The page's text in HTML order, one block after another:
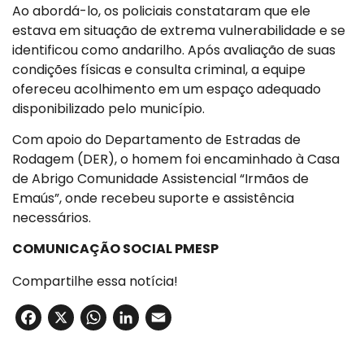
Ao abordá-lo, os policiais constataram que ele
estava em situação de extrema vulnerabilidade e se
identificou como andarilho. Após avaliação de suas
condições físicas e consulta criminal, a equipe
ofereceu acolhimento em um espaço adequado
disponibilizado pelo município.
Com apoio do Departamento de Estradas de
Rodagem (DER), o homem foi encaminhado à Casa
de Abrigo Comunidade Assistencial “Irmãos de
Emaús”, onde recebeu suporte e assistência
necessários.
COMUNICAÇÃO SOCIAL PMESP
Compartilhe essa notícia!
Facebook
X WhatsApp
LinkedIn